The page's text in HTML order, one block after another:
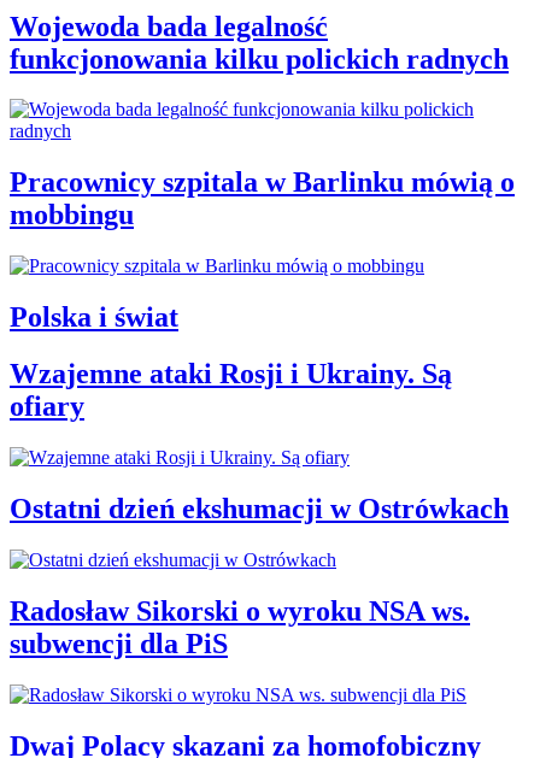
Wojewoda bada legalność
funkcjonowania kilku polickich radnych
Pracownicy szpitala w Barlinku mówią o
mobbingu
Polska i świat
Wzajemne ataki Rosji i Ukrainy. Są
ofiary
Ostatni dzień ekshumacji w Ostrówkach
Radosław Sikorski o wyroku NSA ws.
subwencji dla PiS
Dwaj Polacy skazani za homofobiczny